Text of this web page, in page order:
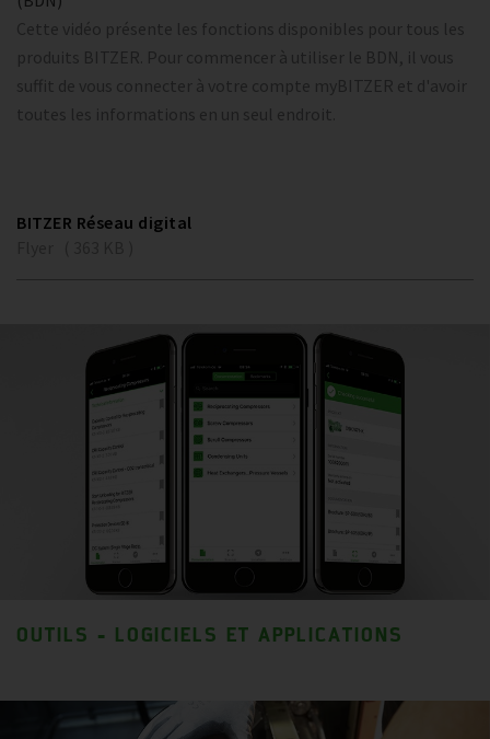
Cette vidéo présente les fonctions disponibles pour tous les
produits BITZER. Pour commencer à utiliser le BDN, il vous
suffit de vous connecter à votre compte myBITZER et d'avoir
toutes les informations en un seul endroit.
BITZER Réseau digital
OUTILS - LOGICIELS ET APPLICATIONS